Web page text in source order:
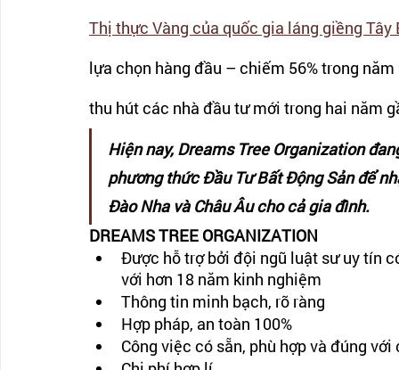
Thị thực Vàng của quốc gia láng giềng Tây
lựa chọn hàng đầu – chiếm 56% trong
thu hút các nhà đầu tư mới trong hai năm
Hiện nay, Dreams Tree Organization
phương thức Đầu Tư Bất Động Sản để
Đào Nha và Châu Âu cho cả gia đình.
DREAMS TREE ORGANIZATION
Được hỗ trợ bởi đội ngũ luật sư uy tín
với hơn 18 năm kinh nghiệm
Thông tin minh bạch, rõ ràng
Hợp pháp, an toàn 100%
Công việc có sẵn, phù hợp và đúng